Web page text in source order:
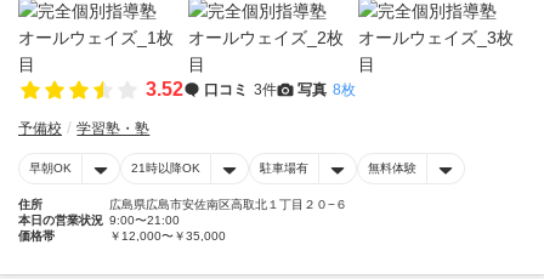
3.52 口コミ 3件 写真 8枚
予備校 学習塾・塾
早朝OK 21時以降OK 駐車場有 無料体験
住所
広島県広島市安佐南区高取北１丁目２０−６
本日の営業状況 9:00〜21:00
価格帯
￥12,000〜￥35,000